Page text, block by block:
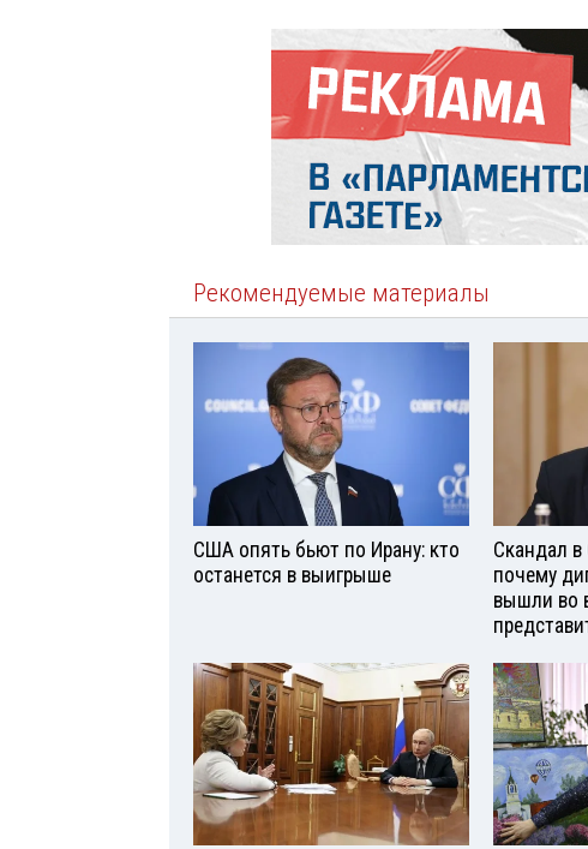
Рекомендуемые материалы
США опять бьют по Ирану: кто
останется в выигрыше
Скандал
почему
вышли во